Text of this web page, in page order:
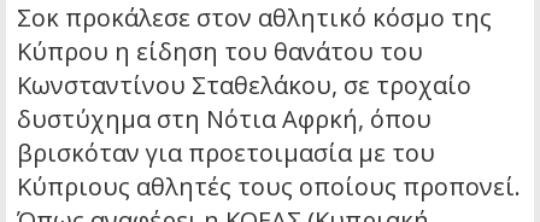
Σοκ προκάλεσε στον αθλητικό κόσμο της
Κύπρου η είδηση του θανάτου του
Κωνσταντίνου Σταθελάκου, σε τροχαίο
δυστύχημα στη Νότια Αφρκή, όπου
βρισκόταν για προετοιμασία με του
Κύπριους αθλητές τους οποίους προπονεί.